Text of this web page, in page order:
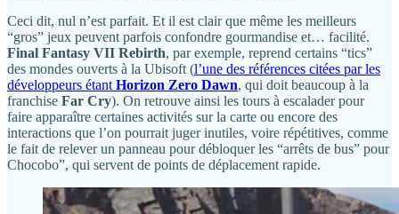
Ceci dit, nul n’est parfait. Et il est clair que même les meilleurs
“gros” jeux peuvent parfois confondre gourmandise et… facilité.
Final Fantasy VII Rebirth, par exemple, reprend certains “tics”
des mondes ouverts à la Ubisoft (l’une des références citées par les
développeurs étant Horizon Zero Dawn, qui doit beaucoup à la
franchise Far Cry). On retrouve ainsi les tours à escalader pour
faire apparaître certaines activités sur la carte ou encore des
interactions que l’on pourrait juger inutiles, voire répétitives, comme
le fait de relever un panneau pour débloquer les “arrêts de bus” pour
Chocobo”, qui servent de points de déplacement rapide.